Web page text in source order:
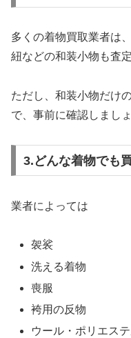
多くの着物買取業者は
紐などの和装小物も査
ただし、和装小物だけ
で、事前に確認しましょ
3.どんな着物でも
業者によっては
袈裟
洗える着物
喪服
袴用の反物
ウール・ポリエス